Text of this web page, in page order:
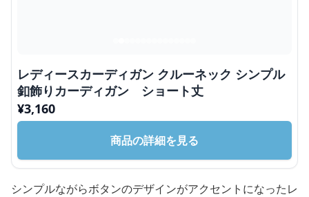
レディースカーディガン クルーネック シンプル
釦飾りカーディガン ショート丈
¥3,160
商品の詳細を見る
シンプルながらボタンのデザインがアクセントになったレ